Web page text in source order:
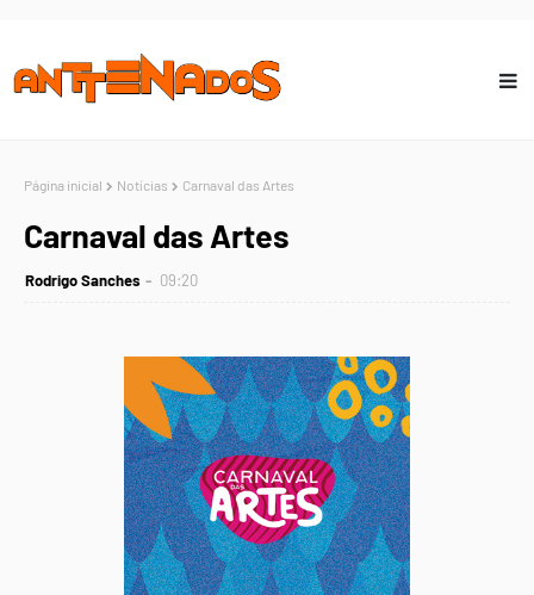
Página inicial Notícias Carnaval das Artes
Carnaval das Artes
Rodrigo Sanches 09:20